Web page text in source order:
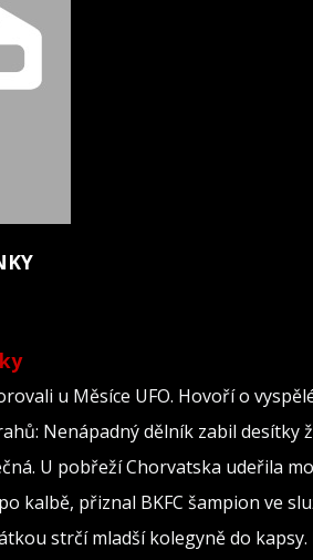
u Měsíce UFO. Hovoří o
Nenápadný dělník zabil desítky
U pobřeží Chorvatska udeřila
kalbě, přiznal BKFC šampion ve
strčí mladší kolegyně do